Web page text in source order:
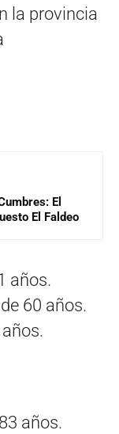
la provincia
El
El Faldeo
años.
60 años.
años.